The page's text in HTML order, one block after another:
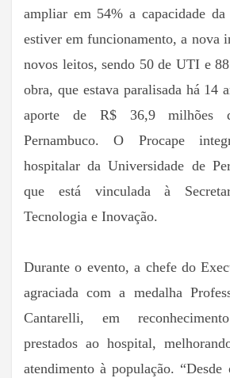
ampliar em 54% a capacidade da
estiver em funcionamento, a nova
novos leitos, sendo 50 de UTI e
obra, que estava paralisada há 14
aporte de R$ 36,9 milhões
Pernambuco. O Procape
hospitalar da Universidade de
que está vinculada à
Tecnologia e Inovação.
Durante o evento, a chefe do
agraciada com a medalha
Cantarelli, em
prestados ao hospital,
atendimento à população.